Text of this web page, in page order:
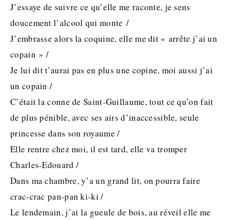
J’essaye de suivre ce qu’elle me raconte, je sens
doucement l’alcool qui monte /
J’embrasse alors la coquine, elle me dit « arrête j’ai un
copain » /
Je lui dit t’aurai pas en plus une copine, moi aussi j’ai
un copain /
C’était la conne de Saint-Guillaume, tout ce qu’on fait
de plus pénible, avec ses airs d’inaccessible, seule
princesse dans son royaume /
Elle rentre chez moi, il est tard, elle va tromper
Charles-Edouard /
Dans ma chambre, y’a un grand lit, on pourra faire
crac-crac pan-pan ki-ki /
Le lendemain, j’ai la gueule de bois, au réveil elle me